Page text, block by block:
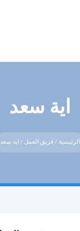
اية سعد
الرئيسية / فريق العمل / اية سعد